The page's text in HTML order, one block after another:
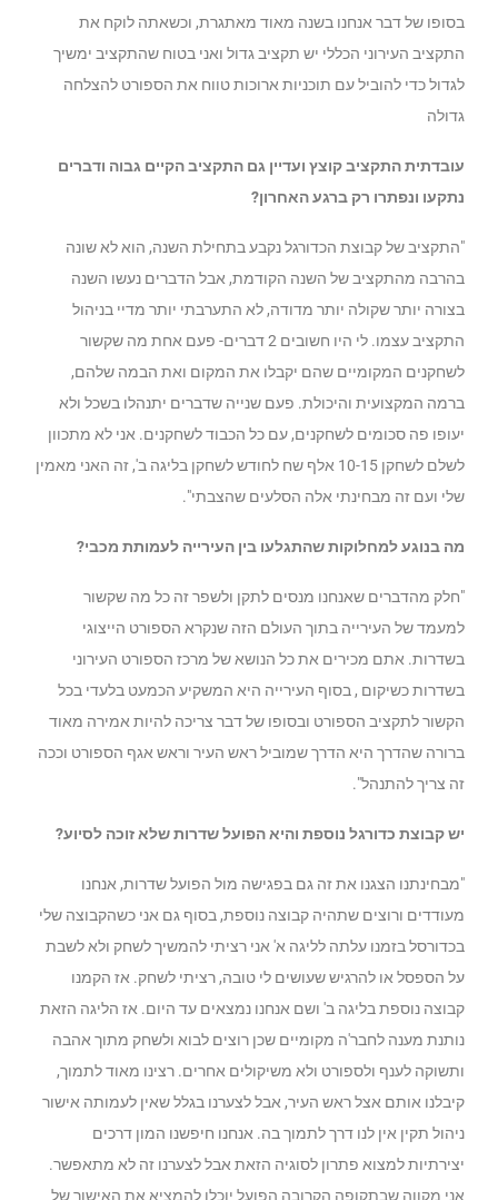
בסופו של דבר אנחנו בשנה מאוד מאתגרת, וכשאתה לוקח את
התקציב העירוני הכללי יש תקציב גדול ואני בטוח שהתקציב ימשיך
לגדול כדי להוביל עם תוכניות ארוכות טווח את הספורט להצלחה
גדולה
עובדתית התקציב קוצץ ועדיין גם התקציב הקיים גבוה ודברים
נתקעו ונפתרו רק ברגע האחרון?
"התקציב של קבוצת הכדורגל נקבע בתחילת השנה, הוא לא שונה
בהרבה מהתקציב של השנה הקודמת, אבל הדברים נעשו השנה
בצורה יותר שקולה יותר מדודה, לא התערבתי יותר מדיי בניהול
התקציב עצמו. לי היו חשובים 2 דברים- פעם אחת מה שקשור
לשחקנים המקומיים שהם יקבלו את המקום ואת הבמה שלהם,
ברמה המקצועית והיכולת. פעם שנייה שדברים יתנהלו בשכל ולא
יעופו פה סכומים לשחקנים, עם כל הכבוד לשחקנים. אני לא מתכוון
לשלם לשחקן 10-15 אלף שח לחודש לשחקן בליגה ב', זה האני מאמין
שלי ועם זה מבחינתי אלה הסלעים שהצבתי".
מה בנוגע למחלוקות שהתגלעו בין העירייה לעמותת מכבי?
"חלק מהדברים שאנחנו מנסים לתקן ולשפר זה כל מה שקשור
למעמד של העירייה בתוך העולם הזה שנקרא הספורט הייצוגי
בשדרות. אתם מכירים את כל הנושא של מרכז הספורט העירוני
בשדרות כשיקום , בסוף העירייה היא המשקיע הכמעט בלעדי בכל
הקשור לתקציב הספורט ובסופו של דבר צריכה להיות אמירה מאוד
ברורה שהדרך היא הדרך שמוביל ראש העיר וראש אגף הספורט וככה
זה צריך להתנהל".
יש קבוצת כדורגל נוספת והיא הפועל שדרות שלא זוכה לסיוע?
"מבחינתנו הצגנו את זה גם בפגישה מול הפועל שדרות, אנחנו
מעודדים ורוצים שתהיה קבוצה נוספת, בסוף גם אני כשהקבוצה שלי
בכדורסל בזמנו עלתה לליגה א' אני רציתי להמשיך לשחק ולא לשבת
על הספסל או להרגיש שעושים לי טובה, רציתי לשחק. אז הקמנו
קבוצה נוספת בליגה ב' ושם אנחנו נמצאים עד היום. אז הליגה הזאת
נותנת מענה לחבר'ה מקומיים שכן רוצים לבוא ולשחק מתוך אהבה
ותשוקה לענף ולספורט ולא משיקולים אחרים. רצינו מאוד לתמוך,
קיבלנו אותם אצל ראש העיר, אבל לצערנו בגלל שאין לעמותה אישור
ניהול תקין אין לנו דרך לתמוך בה. אנחנו חיפשנו המון דרכים
יצירתיות למצוא פתרון לסוגיה הזאת אבל לצערנו זה לא מתאפשר.
אני מקווה שבתקופה הקרובה הפועל יוכלו להמציא את האישור של